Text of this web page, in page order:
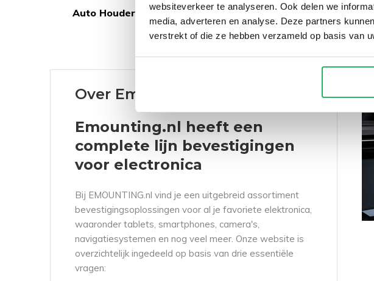
websiteverkeer te analyseren. Ook delen we
media, adverteren en analyse. Deze partners
verstrekt of die ze hebben verzameld op basis van
Auto Houders Motor Houders Apparaat
Over Emounting.nl
Emounting.nl heeft een
complete lijn bevestigingen
voor electronica
Bij EMOUNTING.nl vind je een uitgebreid assortiment
bevestigingsoplossingen voor al je favoriete elektronica,
waaronder tablets, smartphones, camera's,
navigatiesystemen en nog veel meer. Onze website is
overzichtelijk ingedeeld op basis van drie essentiële
vragen: